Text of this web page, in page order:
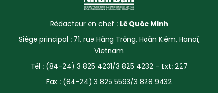
Rédacteur en chef : Lê Quôc Minh
Siège principal : 71, rue Hàng Trông, Hoàn Kiêm, Hanoï,
Vietnam
Tél : (84-24) 3 825 4231/3 825 4232 - Ext: 227
Fax : (84-24) 3 825 5593/3 828 9432